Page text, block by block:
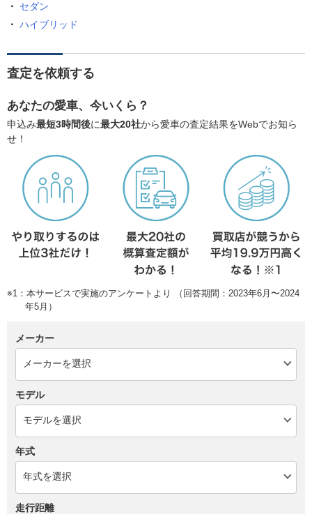
セダン
ハイブリッド
査定を依頼する
あなたの愛車、今いくら？
申込み最短3時間後に最大20社から愛車の査定結果をWebでお知ら
せ！
※1：本サービスで実施のアンケートより （回答期間：2023年6月〜2024
年5月）
メーカー
モデル
年式
走行距離